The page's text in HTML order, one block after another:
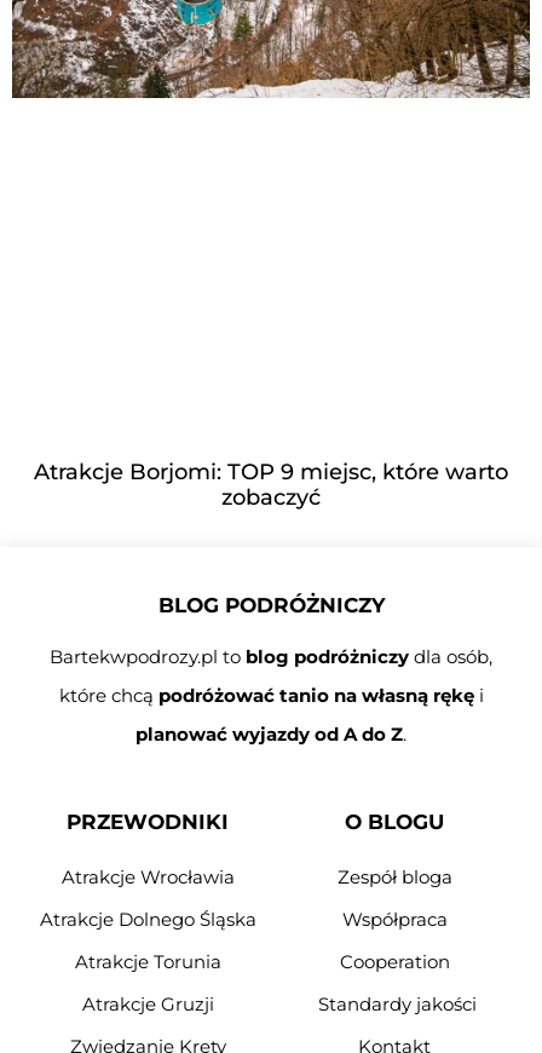
Atrakcje Borjomi: TOP 9 miejsc, które warto
zobaczyć
BLOG PODRÓŻNICZY
Bartekwpodrozy.pl to blog podróżniczy dla osób,
które chcą podróżować tanio na własną rękęi
planować wyjazdy od A do Z.
PRZEWODNIKI
Atrakcje Wrocławia
Atrakcje Dolnego Śląska
Atrakcje Torunia
Atrakcje Gruzji
Zwiedzanie Krety
O BLOGU
Zespół bloga
Współpraca
Cooperation
Standardy jakości
Kontakt